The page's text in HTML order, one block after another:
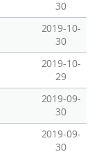
30
2019-10-
30
2019-10-
29
2019-09-
30
2019-09-
30